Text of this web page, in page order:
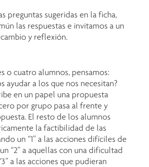
preguntas sugeridas en la ficha,
las respuestas e invitamos a un
y reflexión.
o cuatro alumnos, pensamos:
ayudar a los que nos necesitan?
en un papel una propuesta
por grupo pasa al frente y
El resto de los alumnos
la factibilidad de las
un “1” a las acciones difíciles de
“2” a aquellas con una dificultad
a las acciones que pudieran